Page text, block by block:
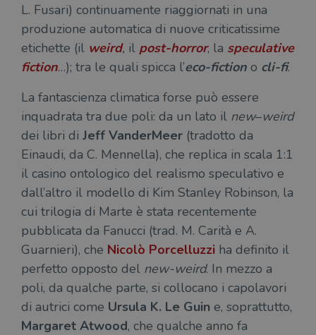
L. Fusari) continuamente riaggiornati in una
produzione automatica di nuove criticatissime
etichette (il weird, il post-horror, la speculative
fiction…); tra le quali spicca l’eco-fiction o cli-fi.
La fantascienza climatica forse può essere
inquadrata tra due poli: da un lato il new–weird
dei libri di Jeff VanderMeer (tradotto da
Einaudi, da C. Mennella), che replica in scala 1:1
il casino ontologico del realismo speculativo e
dall’altro il modello di Kim Stanley Robinson, la
cui trilogia di Marte è stata recentemente
pubblicata da Fanucci (trad. M. Carità e A.
Guarnieri), che Nicolò Porcelluzzi ha definito il
perfetto opposto del new-weird. In mezzo a
poli, da qualche parte, si collocano i capolavori
di autrici come Ursula K. Le Guin e, soprattutto,
Margaret Atwood, che qualche anno fa